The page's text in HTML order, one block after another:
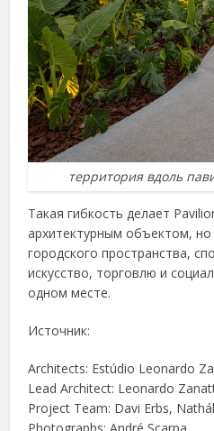
территория вдоль
Такая гибкость делает
архитектурным объектом,
городского пространства,
искусство, торговлю и
одном месте.
Источник:
Architects: Estúdio Leonardo
Lead Architect: Leonardo
Project Team: Davi Erbs,